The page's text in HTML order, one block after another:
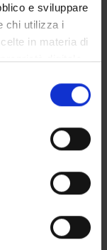
e sviluppare
chi utilizza i
in materia di
digitale
in qualsiasi
o facendo clic
posizione
di qualche